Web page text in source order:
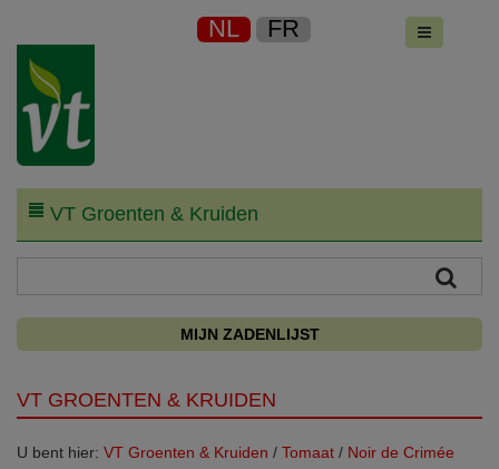
NL FR
VT Groenten & Kruiden
MIJN ZADENLIJST
VT GROENTEN & KRUIDEN
U bent hier: VT Groenten & Kruiden / Tomaat / Noir de Crimée